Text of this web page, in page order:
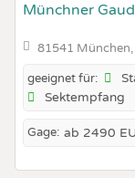
Münchner
81541 München,
geeignet für:
Sektempfang
Gage: ab 2490